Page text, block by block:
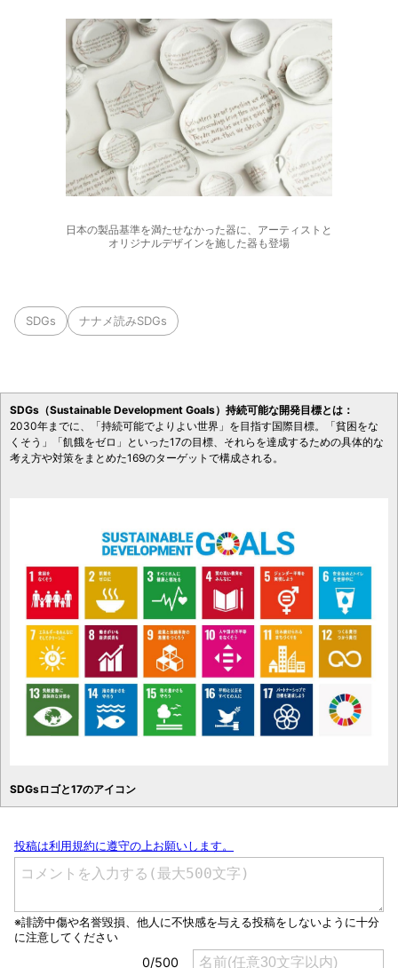
日本の製品基準を満たせなかった器に、アーティストと
オリジナルデザインを施した器も登場
SDGs ナナメ読みSDGs
SDGs（Sustainable Development Goals）持続可能な開発目標とは：
2030年までに、「持続可能でよりよい世界」を目指す国際目標。「貧困をな
くそう」「飢餓をゼロ」といった17の目標、それらを達成するための具体的な
考え方や対策をまとめた169のターゲットで構成される。
SDGsロゴと17のアイコン